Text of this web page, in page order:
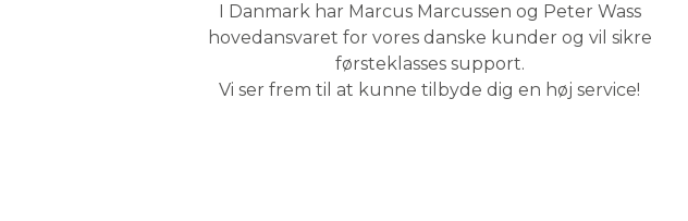
I Danmark har Marcus Marcussen og Peter Wass
hovedansvaret for vores danske kunder og vil sikre
førsteklasses support.
Vi ser frem til at kunne tilbyde dig en høj service!